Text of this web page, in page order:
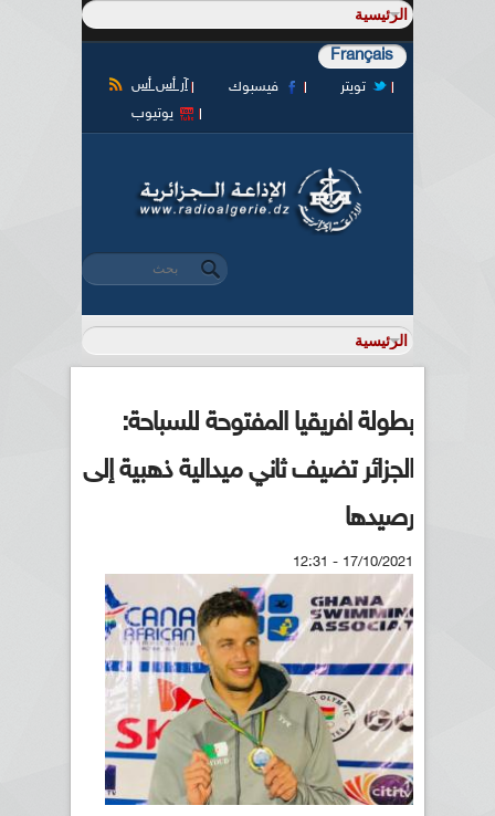
Français
آر أس أس فيسبوك
تويتر
يوتيوب
استمارة البحث
‏بحث ‏
بطولة افريقيا المفتوحة للسباحة:
الجزائر تضيف ثاني ميدالية ذهبية إلى
رصيدها
17/10/2021 - 12:31